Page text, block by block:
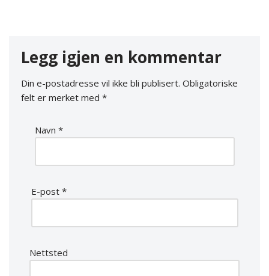
Legg igjen en kommentar
Din e-postadresse vil ikke bli publisert. Obligatoriske
felt er merket med *
Navn *
E-post *
Nettsted